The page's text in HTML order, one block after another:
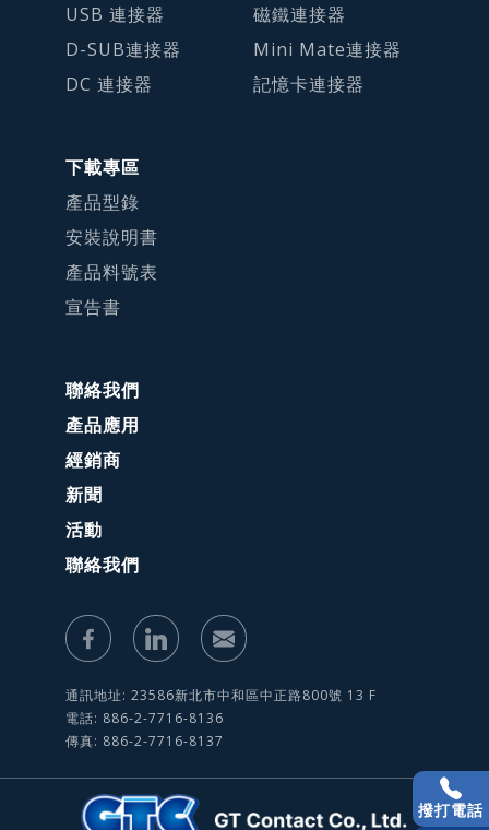
USB 連接器
D-SUB連接器
DC 連接器
磁鐵連接器
Mini Mate連接器
記憶卡連接器
下載專區
產品型錄
安裝說明書
產品料號表
宣告書
聯絡我們
產品應用
經銷商
新聞
活動
聯絡我們
通訊地址: 23586新北市中和區中正路800號 13 F
電話: 886-2-7716-8136
傳真: 886-2-7716-8137
撥打電話